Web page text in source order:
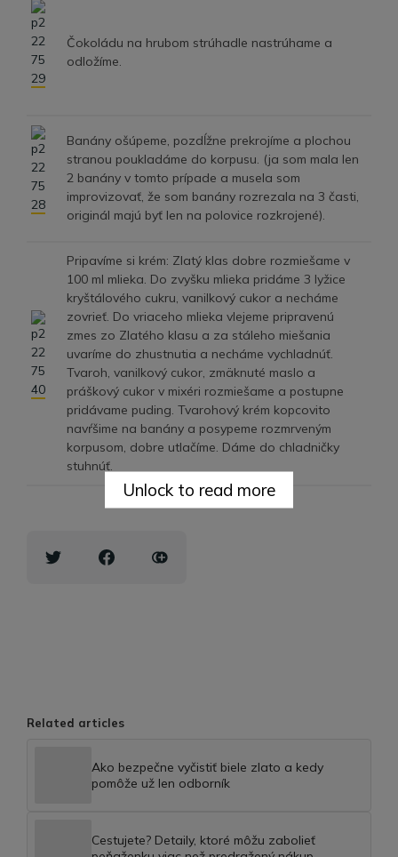
Čokoládu na hrubom strúhadle nastrúhame a
odložíme.
Banány ošúpeme, pozdĺžne prekrojíme a plochou
stranou poukladáme do korpusu. (ja som mala len
2 banány v tomto prípade a musela som
improvizovať, že som banány rozrezala na 3 časti,
originál majú byť len na polovice rozkrojené).
Pripavíme si krém: Zlatý klas dobre rozmiešame v
100 ml mlieka. Do zvyšku mlieka pridáme 3 lyžice
kryštálového cukru, vanilkový cukor a necháme
zovrieť. Do vriaceho mlieka vlejeme pripravenú
zmes zo Zlatého klasu a za stáleho miešania
uvaríme do zhustnutia a necháme vychladnúť.
Tvaroh, vanilkový cukor, zmäknuté maslo a
práškový cukor v mixéri rozmiešame a postupne
pridávame puding. Tvarohový krém kopcovito
navŕšime na banány a posypeme rozmrveným
korpusom, dobre utlačíme. Dáme do chladničky
stuhnúť.
Related articles
Ako bezpečne vyčistiť biele zlato a kedy
pomôže už len odborník
Cestujete? Detaily, ktoré môžu zabolieť
Unlock to read more